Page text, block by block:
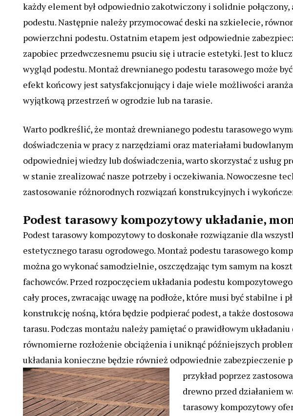
każdy element był odpowiednio zakotwiczony i solidnie połączony,
podestu. Następnie należy przymocować deski na szkielecie,
powierzchni podestu. Ostatnim etapem jest odpowiednie
zapobiec przedwczesnemu psuciu się i utracie estetyki. Jest to
wygląd podestu. Montaż drewnianego podestu tarasowego może
efekt końcowy jest satysfakcjonujący i daje wiele możliwości
wyjątkową przestrzeń w ogrodzie lub na tarasie.
Warto podkreślić, że montaż drewnianego podestu tarasowego
doświadczenia w pracy z narzędziami oraz materiałami
odpowiedniej wiedzy lub doświadczenia, warto skorzystać z usług
w stanie zrealizować nasze potrzeby i oczekiwania. Nowoczesne
zastosowanie różnorodnych rozwiązań konstrukcyjnych i
Podest tarasowy kompozytowy układanie,
Podest tarasowy kompozytowy to doskonałe rozwiązanie dla
estetycznego tarasu ogrodowego. Montaż podestu tarasowego
można go wykonać samodzielnie, oszczędzając tym samym na
fachowców. Przed rozpoczęciem układania podestu
cały proces, zwracając uwagę na podłoże, które musi być stabilne i
konstrukcję nośną, która będzie podpierać podest, a także
tarasu. Podczas montażu należy pamiętać o prawidłowym
równomierne rozłożenie obciążenia i uniknąć późniejszych
układania konieczne będzie również odpowiednie zabezpieczenie
przykład poprzez
drewno przed działaniem
tarasowy kompozytowy